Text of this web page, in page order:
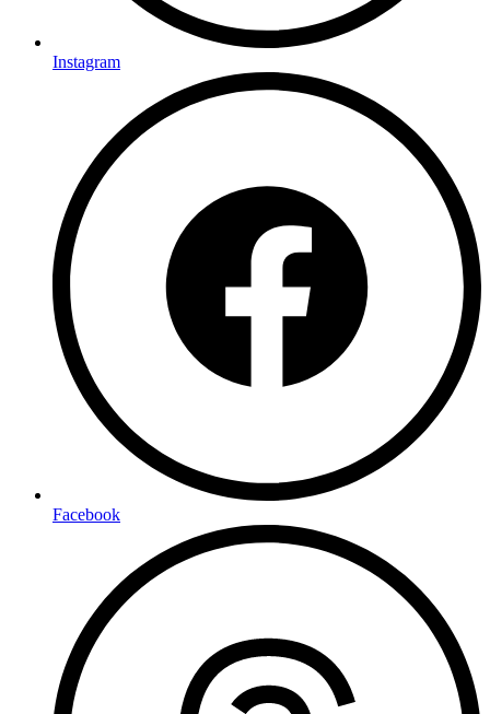
Instagram
Facebook